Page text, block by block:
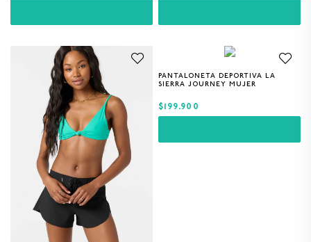
PANTALONETA DEPORTIVA LA
SIERRA JOURNEY MUJER
XS S M L
$199.900